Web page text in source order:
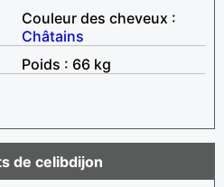
Couleur des cheveux :
Châtains
Poids : 66 kg
de celibdijon